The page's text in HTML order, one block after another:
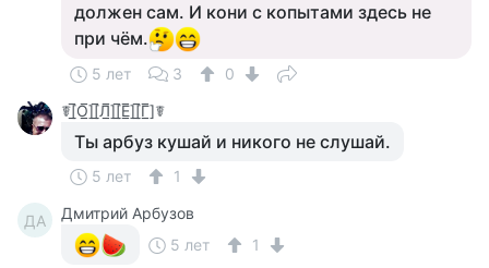
должен сам. И кони с копытами здесь не
при чём.
5 лет 3
0
☤[̲̅О̲̅][̲̅Л̲̅][̲̅Е̲̅][̲̅Г̲̅]☤
Ты арбуз кушай и никого не слушай.
5 лет 1
ДА
Дмитрий Арбузов
5 лет
1